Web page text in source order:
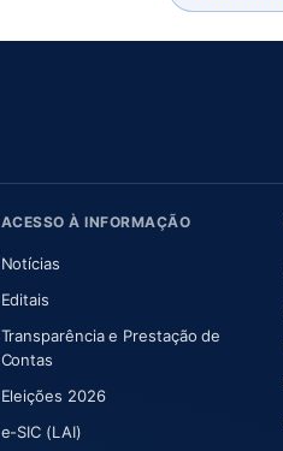
ACESSO À INFORMAÇÃO
Notícias
Editais
Transparência e Prestação de
Contas
Eleições 2026
e-SIC (LAI)